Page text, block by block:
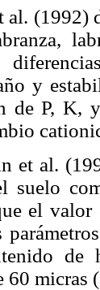
al. (1992)
y
de P, K,
et al.
suelo
el
de
60